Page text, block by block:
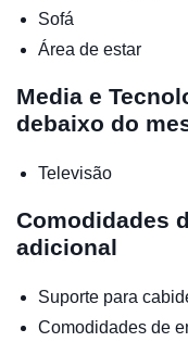
Sofá
Área de estar
Media e
debaixo do
Televisão
Comodidades
adicional
Suporte para
Comodidades de